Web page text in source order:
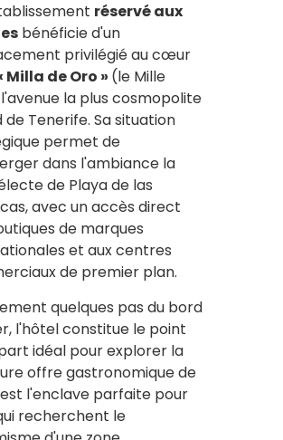
réservé aux
bénéficie d'un
privilégié au cœur
Milla de Oro » (le Mille
la plus cosmopolite
de Tenerife. Sa situation
permet de
dans l'ambiance la
de Playa de las
avec un accès direct
de marques
et aux centres
de premier plan.
quelques pas du bord
l'hôtel constitue le point
idéal pour explorer la
offre gastronomique de
l'enclave parfaite pour
recherchent le